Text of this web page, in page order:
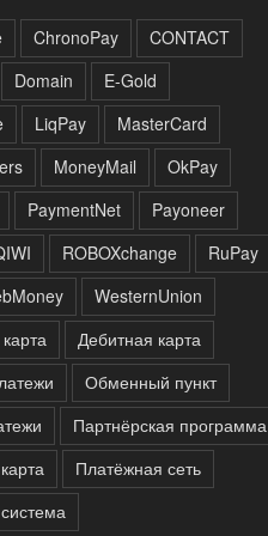
ChronoPay
CONTACT
Domain
E-Gold
LiqPay
MasterCard
MoneyMail
OkPay
PaymentNet
Payoneer
ROBOXchange
RuPay
WesternUnion
Дебитная карта
Обменный пункт
Партнёрская программа
Платёжная сеть